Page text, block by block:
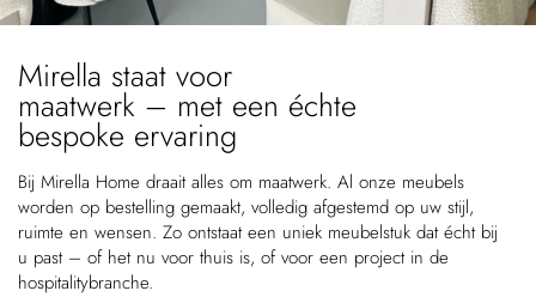
Mirella staat voor
maatwerk – met een échte
bespoke ervaring
Bij Mirella Home draait alles om maatwerk. Al onze meubels
worden op bestelling gemaakt, volledig afgestemd op uw stijl,
ruimte en wensen. Zo ontstaat een uniek meubelstuk dat écht bij
u past – of het nu voor thuis is, of voor een project in de
hospitalitybranche.